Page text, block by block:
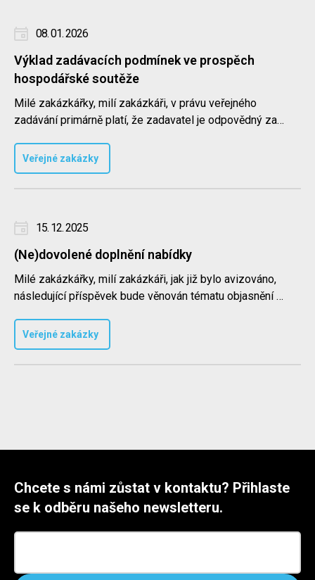
08. 01. 2026
Výklad zadávacích podmínek ve prospěch
hospodářské soutěže
Milé zakázkářky, milí zakázkáři, v právu veřejného
zadávání primárně platí, že zadavatel je odpovědný za
Veřejné zakázky
15. 12. 2025
(Ne)dovolené doplnění nabídky
Milé zakázkářky, milí zakázkáři, jak již bylo avizováno,
následující příspěvek bude věnován tématu objasnění či
Veřejné zakázky
Chcete s námi zůstat v kontaktu? Přihlaste
se k odběru našeho newsletteru.